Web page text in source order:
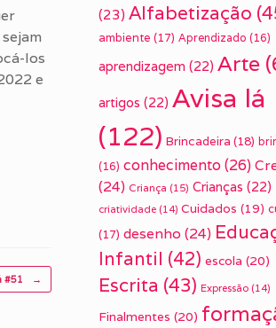
los
e
#51 →
(23) Alfabetização
ambiente (17) Aprendizado (16)
aprendizagem (22) Arte
artigos (22) Avisa lá
(122) Brincadeira (18)
(16) conhecimento(26)
(24) Criança (15) Crianças (22)
criatividade (14) Cuidados (19)
(17) desenho (24)
Infantil (42) escola (20)
Escrita (43) Expressão (14)
Finalmentes (20)